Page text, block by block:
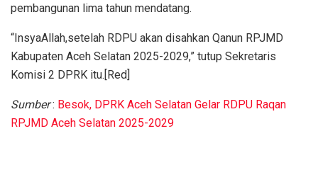
pembangunan lima tahun mendatang.
“InsyaAllah,setelah RDPU akan disahkan Qanun RPJMD
Kabupaten Aceh Selatan 2025-2029,” tutup Sekretaris
Komisi 2 DPRK itu.[Red]
Sumber: Besok, DPRK Aceh Selatan Gelar RDPU Raqan
RPJMD Aceh Selatan 2025-2029